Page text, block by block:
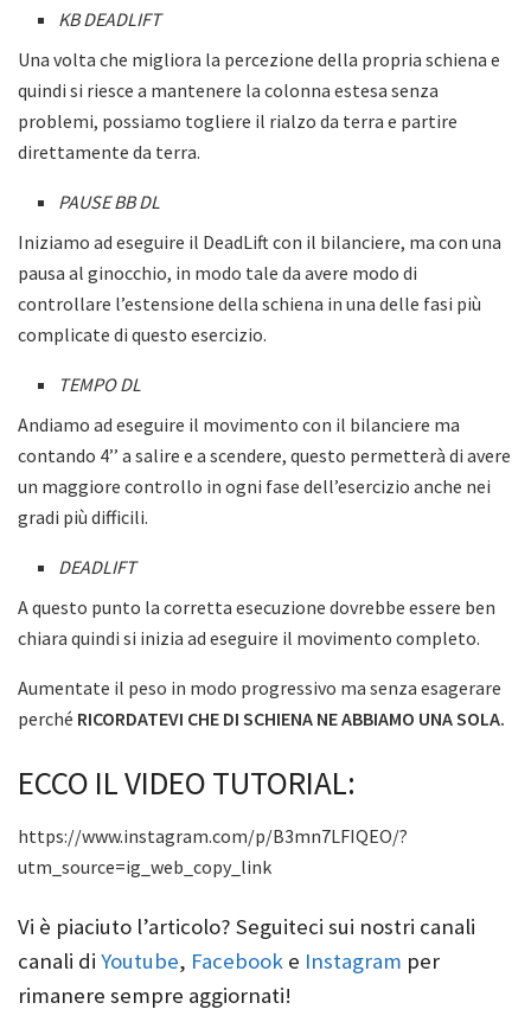
KB DEADLIFT
Una volta che migliora la percezione della propria schiena e
quindi si riesce a mantenere la colonna estesa senza
problemi, possiamo togliere il rialzo da terra e partire
direttamente da terra.
PAUSE BB DL
Iniziamo ad eseguire il DeadLift con il bilanciere, ma con una
pausa al ginocchio, in modo tale da avere modo di
controllare l’estensione della schiena in una delle fasi più
complicate di questo esercizio.
TEMPO DL
Andiamo ad eseguire il movimento con il bilanciere ma
contando 4’’ a salire e a scendere, questo permetterà di avere
un maggiore controllo in ogni fase dell’esercizio anche nei
gradi più difficili.
DEADLIFT
A questo punto la corretta esecuzione dovrebbe essere ben
chiara quindi si inizia ad eseguire il movimento completo.
Aumentate il peso in modo progressivo ma senza esagerare
perché RICORDATEVI CHE DI SCHIENA NE ABBIAMO UNA SOLA.
ECCO IL VIDEO TUTORIAL:
https://www.instagram.com/p/B3mn7LFIQEO/?
utm_source=ig_web_copy_link
Vi è piaciuto l’articolo? Seguiteci sui nostri canali
canali di Youtube, Facebook e Instagram per
rimanere sempre aggiornati!